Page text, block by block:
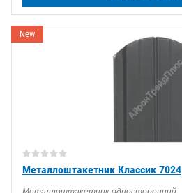
New
Металлоштакетник Классик 7024